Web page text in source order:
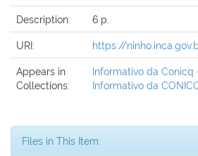
Description:
6 p.
URI:
https://
Appears in
Collections:
Informativo da Conicq
Informativo da
Files in This Item: